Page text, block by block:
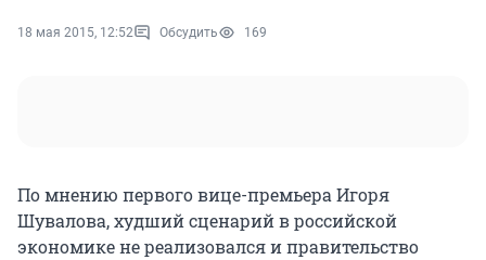
18 мая 2015, 12:52 Обсудить 169
По мнению первого вице-премьера Игоря
Шувалова, худший сценарий в российской
экономике не реализовался и правительство